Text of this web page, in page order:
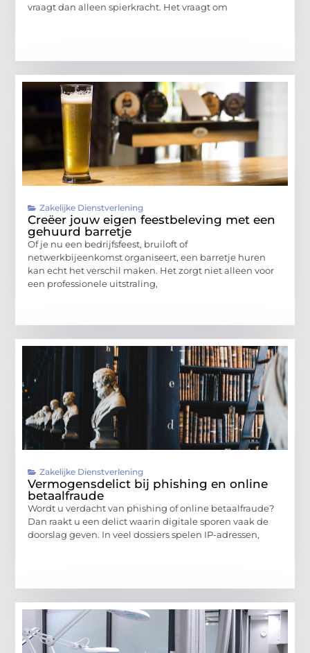
vraagt dan alleen spierkracht. Het vraagt om
Zakelijke Dienstverlening
Creëer jouw eigen feestbeleving met een
gehuurd barretje
Of je nu een bedrijfsfeest, bruiloft of
netwerkbijeenkomst organiseert, een barretje huren
kan echt het verschil maken. Het zorgt niet alleen voor
een professionele uitstraling,
Zakelijke Dienstverlening
Vermogensdelict bij phishing en online
betaalfraude
Wordt u verdacht van phishing of online betaalfraude?
Dan raakt u een delict waarin digitale sporen vaak de
doorslag geven. In veel dossiers spelen IP-adressen,